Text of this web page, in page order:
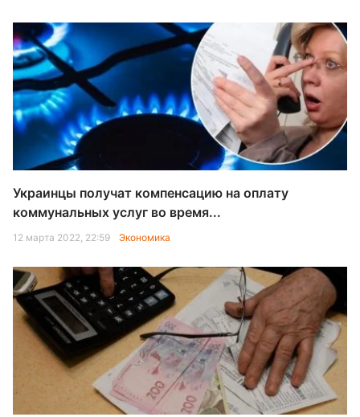
Украинцы получат компенсацию на оплату
коммунальных услуг во время...
12 марта 2022, 22:59 Экономика